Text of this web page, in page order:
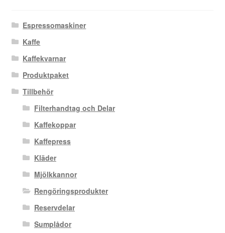
Espressomaskiner
Kaffe
Kaffekvarnar
Produktpaket
Tillbehör
Filterhandtag och Delar
Kaffekoppar
Kaffepress
Kläder
Mjölkkannor
Rengöringsprodukter
Reservdelar
Sumplådor